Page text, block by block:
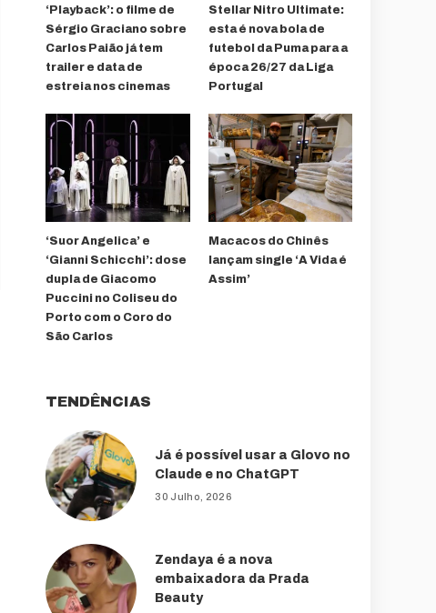
‘Playback’: o filme de
Sérgio Graciano sobre
Carlos Paião já tem
trailer e data de
estreia nos cinemas
Stellar Nitro Ultimate:
esta é nova bola de
futebol da Puma para a
época 26/27 da Liga
Portugal
‘Suor Angelica’ e
‘Gianni Schicchi’: dose
dupla de Giacomo
Puccini no Coliseu do
Porto com o Coro do
São Carlos
Macacos do Chinês
lançam single ‘A Vida é
Assim’
TENDÊNCIAS
Já é possível usar a Glovo no
Claude e no ChatGPT
30 Julho, 2026
Zendaya é a nova
embaixadora da Prada
Beauty